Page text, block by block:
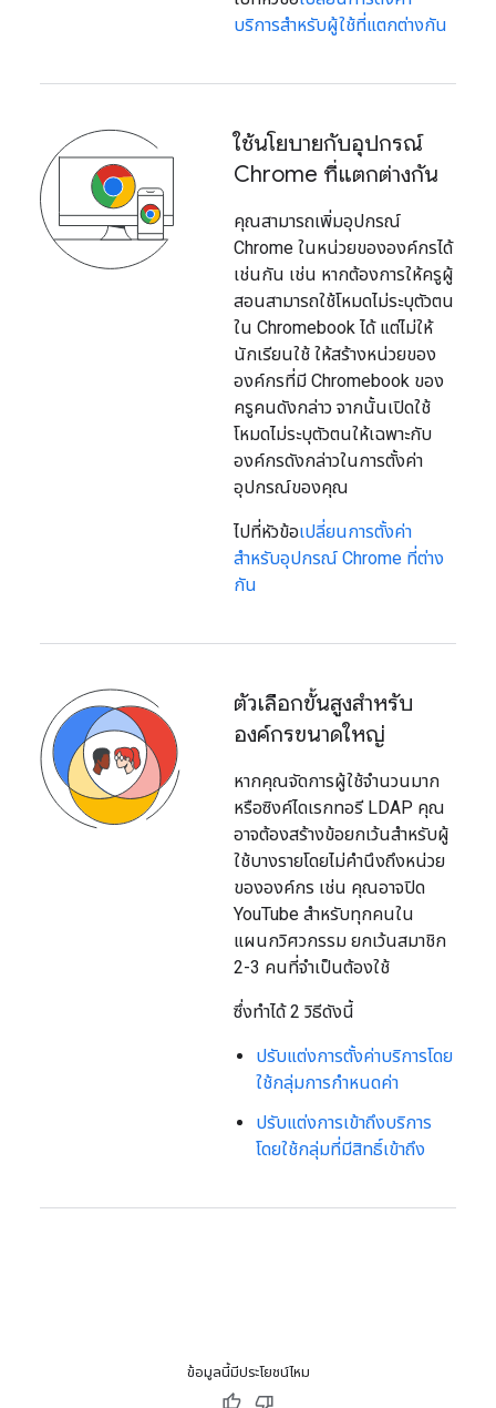
บริการสำหรับผู้ใช้ที่แตกต่างกัน
ใช้นโยบายกับอุปกรณ์
Chrome ที่แตกต่างกัน
คุณสามารถเพิ่มอุปกรณ์
Chrome ในหน่วยขององค์กรได้
เช่นกัน เช่น หากต้องการให้ครูผู้
สอนสามารถใช้โหมดไม่ระบุตัวตน
ใน Chromebook ได้ แต่ไม่ให้
นักเรียนใช้ ให้สร้างหน่วยของ
องค์กรที่มี Chromebook ของ
ครูคนดังกล่าว จากนั้นเปิดใช้
โหมดไม่ระบุตัวตนให้เฉพาะกับ
องค์กรดังกล่าวในการตั้งค่า
อุปกรณ์ของคุณ
ไปที่หัวข้อเปลี่ยนการตั้งค่า
สำหรับอุปกรณ์ Chrome ที่ต่าง
กัน
ตัวเลือกขั้นสูงสำหรับ
องค์กรขนาดใหญ่
หากคุณจัดการผู้ใช้จำนวนมาก
หรือซิงค์ไดเรกทอรี LDAP คุณ
อาจต้องสร้างข้อยกเว้นสำหรับผู้
ใช้บางรายโดยไม่คำนึงถึงหน่วย
ขององค์กร เช่น คุณอาจปิด
YouTube สำหรับทุกคนใน
แผนกวิศวกรรม ยกเว้นสมาชิก
2-3 คนที่จำเป็นต้องใช้
ซึ่งทำได้ 2 วิธีดังนี้
ปรับแต่งการตั้งค่าบริการโดย
ใช้กลุ่มการกำหนดค่า
ปรับแต่งการเข้าถึงบริการ
โดยใช้กลุ่มที่มีสิทธิ์เข้าถึง
ข้อมูลนี้มีประโยชน์ไหม